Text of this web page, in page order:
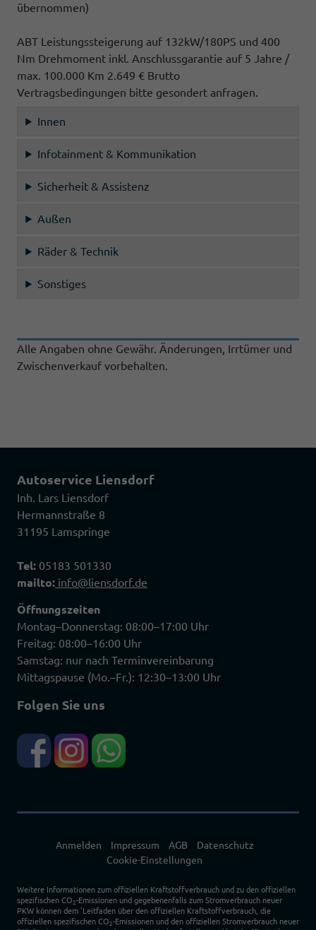
übernommen)
ABT Leistungssteigerung auf 132kW/180PS und 400
Nm Drehmoment inkl. Anschlussgarantie auf 5 Jahre /
max. 100.000 Km 2.649 € Brutto
Vertragsbedingungen bitte gesondert anfragen.
Innen
Infotainment & Kommunikation
Sicherheit & Assistenz
Außen
Räder & Technik
Sonstiges
Alle Angaben ohne Gewähr. Änderungen, Irrtümer und
Zwischenverkauf vorbehalten.
Autoservice Liensdorf
Inh. Lars Liensdorf
Hermannstraße 8
31195 Lamspringe
Tel: 05183 501330
mailto: info@liensdorf.de
Öffnungszeiten
Montag–Donnerstag: 08:00–17:00 Uhr
Freitag: 08:00–16:00 Uhr
Samstag: nur nach Terminvereinbarung
Mittagspause (Mo.–Fr.): 12:30–13:00 Uhr
Folgen Sie uns
Anmelden Impressum AGB
Datenschutz
Cookie-Einstellungen
Weitere Informationen zum offiziellen Kraftstoffverbrauch und zu den offiziellen
spezifischen CO2-Emissionen und gegebenenfalls zum Stromverbrauch neuer
PKW können dem 'Leitfaden über den offiziellen Kraftstoffverbrauch, die
offiziellen spezifischen CO2-Emissionen und den offiziellen Stromverbrauch neuer